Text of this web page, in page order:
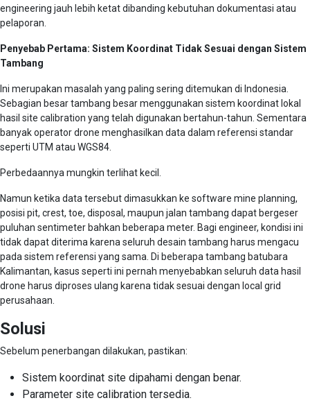
engineering jauh lebih ketat dibanding kebutuhan dokumentasi atau
pelaporan.
Penyebab Pertama: Sistem Koordinat Tidak Sesuai dengan Sistem
Tambang
Ini merupakan masalah yang paling sering ditemukan di Indonesia.
Sebagian besar tambang besar menggunakan sistem koordinat lokal
hasil site calibration yang telah digunakan bertahun-tahun. Sementara
banyak operator drone menghasilkan data dalam referensi standar
seperti UTM atau WGS84.
Perbedaannya mungkin terlihat kecil.
Namun ketika data tersebut dimasukkan ke software mine planning,
posisi pit, crest, toe, disposal, maupun jalan tambang dapat bergeser
puluhan sentimeter bahkan beberapa meter. Bagi engineer, kondisi ini
tidak dapat diterima karena seluruh desain tambang harus mengacu
pada sistem referensi yang sama. Di beberapa tambang batubara
Kalimantan, kasus seperti ini pernah menyebabkan seluruh data hasil
drone harus diproses ulang karena tidak sesuai dengan local grid
perusahaan.
Solusi
Sebelum penerbangan dilakukan, pastikan:
Sistem koordinat site dipahami dengan benar.
Parameter site calibration tersedia.